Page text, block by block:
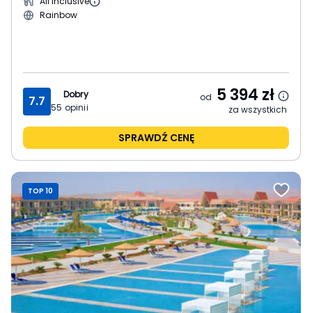
Rainbow
7.7
Dobry
55 opinii
od 5 394 zł
za wszystkich
SPRAWDŹ CENĘ
TOP 10